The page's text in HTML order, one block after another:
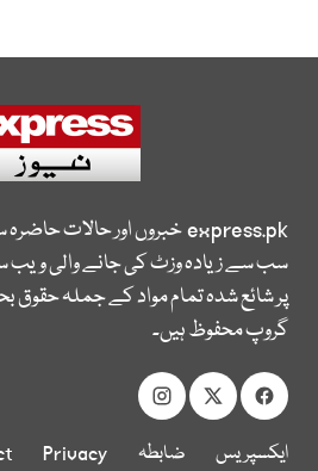
express.pkخبروں اور حالات
سب سے زیادہ وزٹ کی جانے والی
پر شائع شدہ تمام مواد کے جملہ حقوق
گروپ محفوظ ہیں۔
ایکسپریس
ضابطہ
Privacy